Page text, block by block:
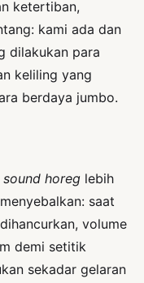
ketertiban,
kami ada dan
dilakukan para
keliling yang
berdaya jumbo.
sound horeg lebih
saat
volume
demi setitik
sekadar gelaran